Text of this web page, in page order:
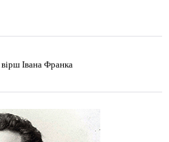
вірш Івана Франка